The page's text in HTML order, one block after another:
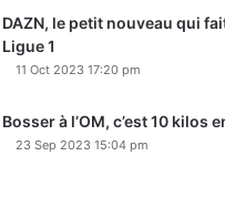
DAZN, le petit nouveau qui
Ligue 1
11 Oct 2023 17:20 pm
Bosser à l’OM, c’est 10 kilos
23 Sep 2023 15:04 pm